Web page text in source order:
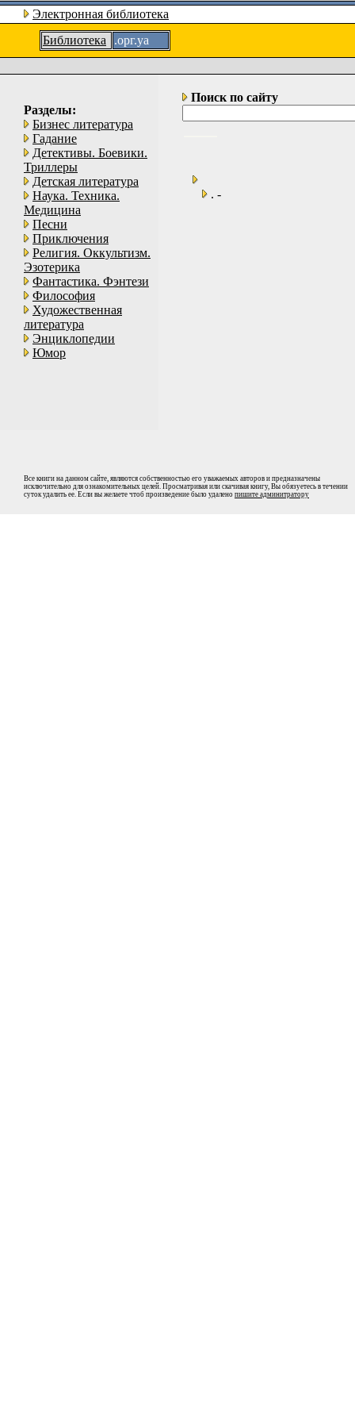
Электронная библиотека
Библиотека
.орг.уа
Разделы:
Бизнес литература
Гадание
Детективы. Боевики.
Триллеры
Детская литература
Наука. Техника.
Медицина
Песни
Приключения
Религия. Оккультизм.
Эзотерика
Фантастика. Фэнтези
Философия
Художественная
литература
Энциклопедии
Юмор
Поиск по сайту
. -
Все книги на данном сайте, являются собственностью его уважаемых авторов и предназначены
исключительно для ознакомительных целей. Просматривая или скачивая книгу, Вы обязуетесь в течении
суток удалить ее. Если вы желаете чтоб произведение было удалено пишите админитратору